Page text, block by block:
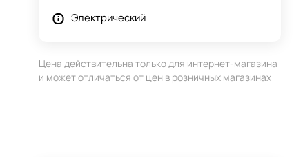
Электрический
Цена действительна только для интернет-магазина
и может отличаться от цен в розничных магазинах